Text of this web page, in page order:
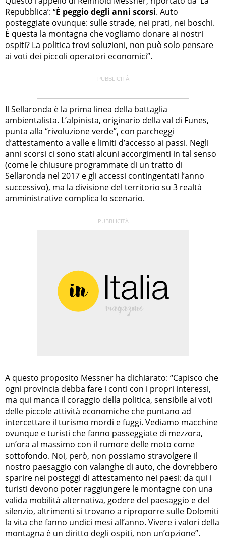
Repubblica’: “È peggio degli anni scorsi. Auto
posteggiate ovunque: sulle strade, nei prati, nei boschi.
È questa la montagna che vogliamo donare ai nostri
ospiti? La politica trovi soluzioni, non può solo pensare
ai voti dei piccoli operatori economici”.
Il Sellaronda è la prima linea della battaglia
ambientalista. L’alpinista, originario della val di Funes,
punta alla “rivoluzione verde”, con parcheggi
d’attestamento a valle e limiti d’accesso ai passi. Negli
anni scorsi ci sono stati alcuni accorgimenti in tal senso
(come le chiusure programmate di un tratto di
Sellaronda nel 2017 e gli accessi contingentati l’anno
successivo), ma la divisione del territorio su 3 realtà
amministrative complica lo scenario.
A questo proposito Messner ha dichiarato: “Capisco che
ogni provincia debba fare i conti con i propri interessi,
ma qui manca il coraggio della politica, sensibile ai voti
delle piccole attività economiche che puntano ad
intercettare il turismo mordi e fuggi. Vediamo macchine
ovunque e turisti che fanno passeggiate di mezzora,
un’ora al massimo con il rumore delle moto come
sottofondo. Noi, però, non possiamo stravolgere il
nostro paesaggio con valanghe di auto, che dovrebbero
sparire nei posteggi di attestamento nei paesi: da qui i
turisti devono poter raggiungere le montagne con una
valida mobilità alternativa, godere del paesaggio e del
silenzio, altrimenti si trovano a riproporre sulle Dolomiti
la vita che fanno undici mesi all’anno. Vivere i valori della
montagna è un diritto degli ospiti, non un’opzione”.